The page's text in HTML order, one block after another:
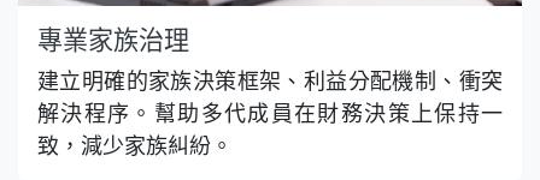
專業家族治理
建立明確的家族決策框架、利益分配機制、衝突
解決程序。幫助多代成員在財務決策上保持一
致，減少家族糾紛。